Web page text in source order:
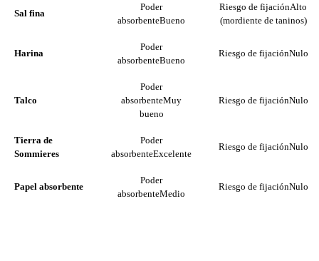
Sal fina
Poder
absorbenteBueno
Riesgo de fijaciónAlto
(mordiente de taninos)
Harina
Poder
absorbenteBueno
Riesgo de fijaciónNulo
Talco
Poder
absorbenteMuy
bueno
Riesgo de fijaciónNulo
Tierra de
Sommieres
Poder
absorbenteExcelente
Riesgo de fijaciónNulo
Papel absorbente
Poder
absorbenteMedio
Riesgo de fijaciónNulo